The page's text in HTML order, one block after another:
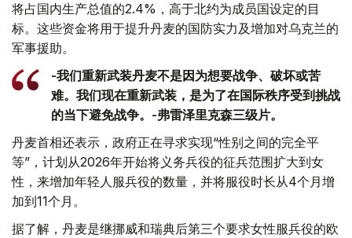
将占国内生产总值的2.4%，高于北约为成员国设定的目
标。这些资金将用于提升丹麦的国防实力及增加对乌克兰的
军事援助。
-我们重新武装丹麦不是因为想要战争、破坏或苦
难。我们现在重新武装，是为了在国际秩序受到挑战
的当下避免战争。-弗雷泽里克森三级片。
丹麦首相还表示，政府正在寻求实现“性别之间的完全平
等”，计划从2026年开始将义务兵役的征兵范围扩大到女
性，来增加年轻人服兵役的数量，并将服役时长从4个月增
加到11个月。
据了解，丹麦是继挪威和瑞典后第三个要求女性服兵役的欧